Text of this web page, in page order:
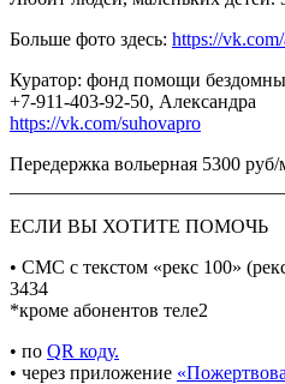
Больше фото здесь: https://
Куратор: фонд помощи
+7-911-403-92-50, Александра
https://vk.com/suhovapro
Передержка вольерная 5300 руб/
ЕСЛИ ВЫ ХОТИТЕ ПОМОЧЬ
• СМС с текстом «рекс 100»
3434
*кроме абонентов теле2
• по QR коду.
• через приложение